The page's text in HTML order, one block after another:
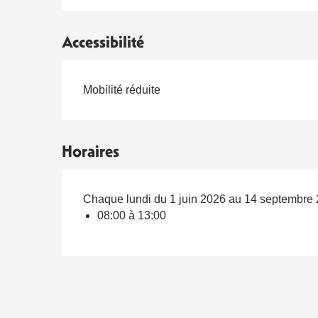
Accessibilité
Mobilité réduite
Horaires
Chaque lundi du 1 juin 2026 au 14 septembre
08:00 à 13:00